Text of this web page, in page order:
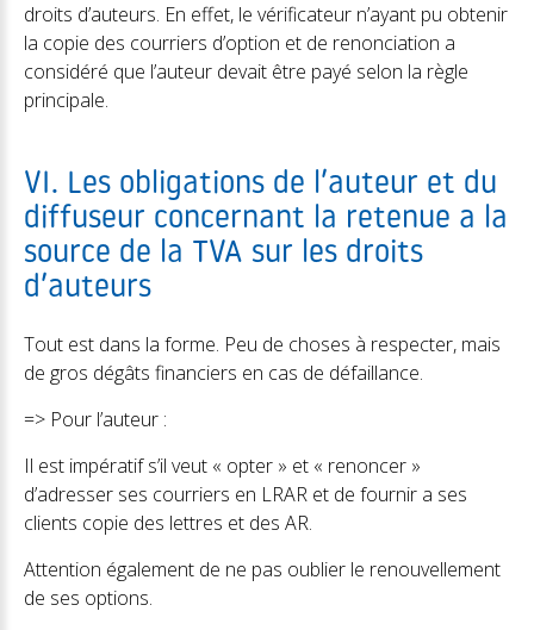
droits d’auteurs. En effet, le vérificateur n’ayant pu obtenir
la copie des courriers d’option et de renonciation a
considéré que l’auteur devait être payé selon la règle
principale.
VI. Les obligations de l’auteur et du
diffuseur concernant la retenue a la
source de la TVA sur les droits
d’auteurs
Tout est dans la forme. Peu de choses à respecter, mais
de gros dégâts financiers en cas de défaillance.
=> Pour l’auteur :
Il est impératif s’il veut « opter » et « renoncer »
d’adresser ses courriers en LRAR et de fournir a ses
clients copie des lettres et des AR.
Attention également de ne pas oublier le renouvellement
de ses options.